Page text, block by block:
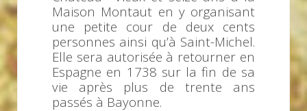
Maison Montaut en y organisant
une petite cour de deux cents
personnes ainsi qu’à Saint-Michel.
Elle sera autorisée à retourner en
Espagne en 1738 sur la fin de sa
vie après plus de trente ans
passés à Bayonne.